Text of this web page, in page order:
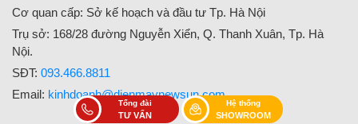
Cơ quan cấp: Sở kế hoạch và đầu tư Tp. Hà Nội
Trụ sở: 168/28 đường Nguyễn Xiển, Q. Thanh Xuân, Tp. Hà
Nội.
SĐT: 093.466.8811
Email: kinhdoanh@dienmaynewsun.com
Tổng đài
TƯ VẤN
Hệ thống
SHOWROOM